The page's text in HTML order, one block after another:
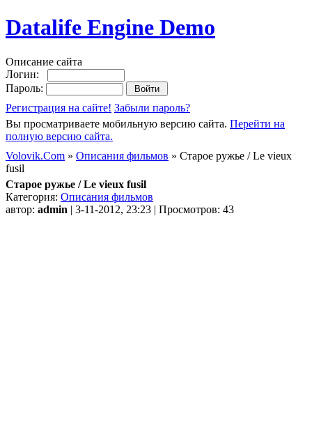
Datalife Engine Demo
Описание сайта
Логин:
Пароль:
Регистрация на сайте! Забыли пароль?
Вы просматриваете мобильную версию сайта. Перейти на
полную версию сайта.
Volovik.Com » Описания фильмов » Старое ружье / Le vieux
fusil
Старое ружье / Le vieux fusil
Категория: Описания фильмов
автор: admin | 3-11-2012, 23:23 | Просмотров: 43